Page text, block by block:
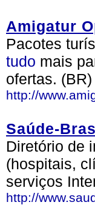
Amigatur
Pacotes
tudo mais
ofertas. (BR)
http://
Saúde-
Diretório de
(hospitais,
serviços
http://